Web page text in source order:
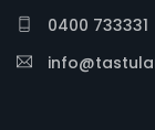
0400 733331